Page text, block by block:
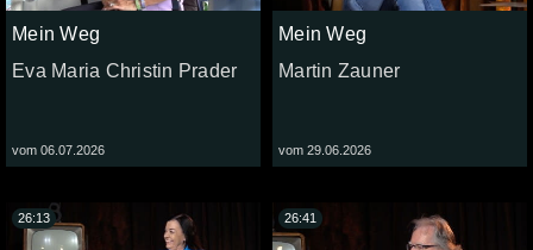
Mein Weg
Eva Maria Christin Prader
vom 06.07.2026
Mein Weg
Martin Zauner
vom 29.06.2026
26:13 26:41